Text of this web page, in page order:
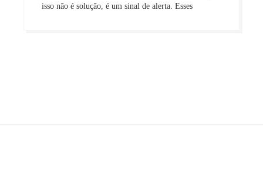
isso não é solução, é um sinal de alerta. Esses